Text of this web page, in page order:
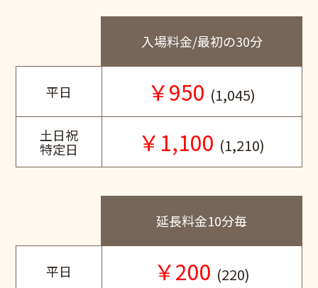
入場料金/最初の30分
平日 ￥950 (1,045)
土日祝
特定日 ￥1,100 (1,210)
延長料金10分毎
平日 ￥200 (220)